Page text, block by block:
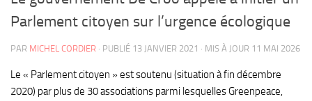
Parlement citoyen sur l’urgence écologique
PAR MICHEL CORDIER · PUBLIÉ 13 JANVIER 2021 · MIS À JOUR 11 MAI 2026
Le « Parlement citoyen » est soutenu (situation à fin décembre
2020) par plus de 30 associations parmi lesquelles Greenpeace,